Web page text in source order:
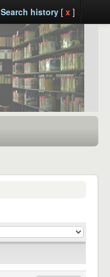
Search history[ x ]